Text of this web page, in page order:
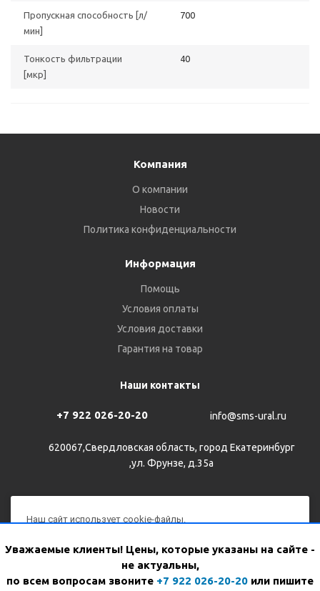
Пропускная способность [л/
мин]
700
Тонкость фильтрации
[мкр]
40
Компания
О компании
Новости
Политика конфиденциальности
Информация
Помощь
Условия оплаты
Условия доставки
Гарантия на товар
Наши контакты
+7 922 026-20-20 info@sms-ural.ru
620067,Свердловская область, город Екатеринбург
,ул. Фрунзе, д.35а
Версия для печати
Наш сайт использует cookie-файлы.
обработку персональных данных с использованием Яндекс
Метрики в соответствии сполитикой конфиденциальности
Уважаемые клиенты! Цены, которые указаны на сайте -
не актуальны,
по всем вопросам звоните +7 922 026-20-20 или пишите